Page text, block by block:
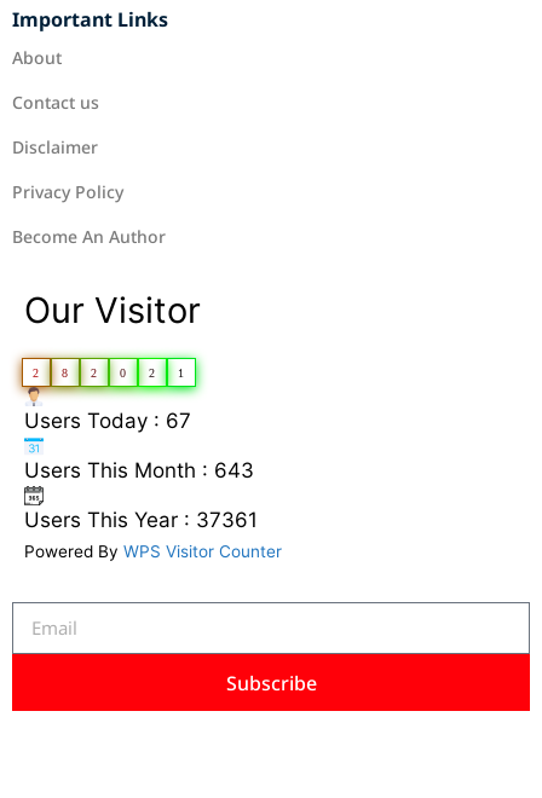
Important Links
About
Contact us
Disclaimer
Privacy Policy
Become An Author
Our Visitor
2 8 2 0 2 1
Users Today : 67
Users This Month : 643
Users This Year : 37361
Powered By WPS Visitor Counter
Subscribe